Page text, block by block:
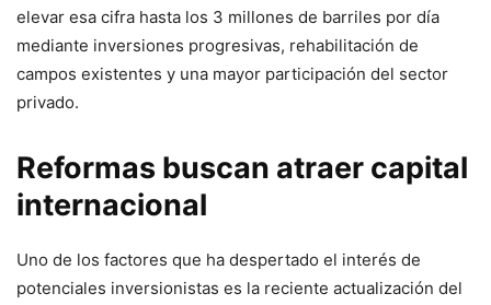
elevar esa cifra hasta los 3 millones de barriles por día
mediante inversiones progresivas, rehabilitación de
campos existentes y una mayor participación del sector
privado.
Reformas buscan atraer capital
internacional
Uno de los factores que ha despertado el interés de
potenciales inversionistas es la reciente actualización del